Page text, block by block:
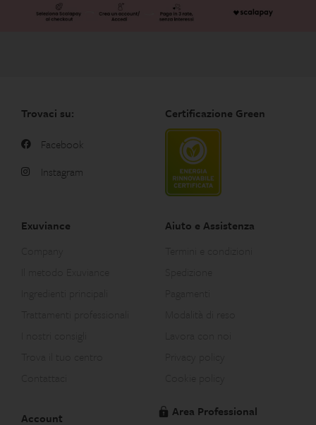
Aiuto e Assistenza
Exuviance
Account
Trovaci su:
Facebook
Instagram
Certificazione Green
Area Professional